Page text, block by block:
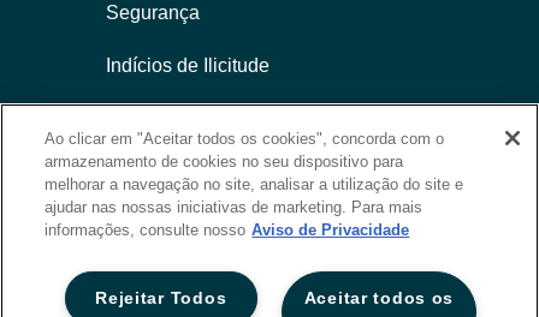
Segurança
Indícios de Ilicitude
Sustentabilidade
Privacidade
Ao clicar em "Aceitar todos os cookies", concorda com o
armazenamento de cookies no seu dispositivo para
melhorar a navegação no site, analisar a utilização do site e
ajudar nas nossas iniciativas de marketing. Para mais
informações, consulte nosso Aviso de Privacidade
Aceitar todos os
Rejeitar Todos